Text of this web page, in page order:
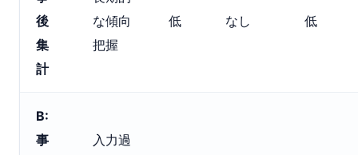
後
集
計
な傾向
把握
低 なし 低
B:
事
入力過